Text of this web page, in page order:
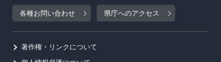
各種お問い合わせ 県庁へのアクセス
著作権・リンクについて